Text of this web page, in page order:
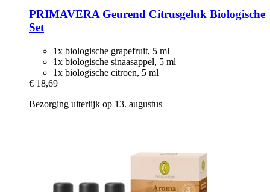
PRIMAVERA Geurend Citrusgeluk Biologische
Set
1x biologische grapefruit, 5 ml
1x biologische sinaasappel, 5 ml
1x biologische citroen, 5 ml
€ 18,69
Bezorging uiterlijk op 13. augustus